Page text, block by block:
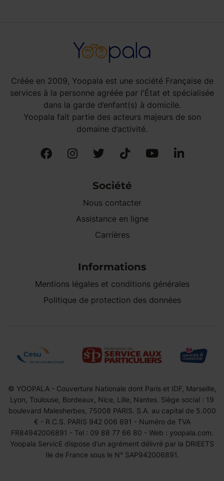
Créée en 2009, Yoopala est une société Française de
services à la personne agréée par l'État et spécialisée
dans la garde d’enfant(s) à domicile.
Yoopala fait partie des acteurs majeurs de son
domaine d’activité.
Société
Nous contacter
Assistance en ligne
Carrières
Informations
Mentions légales et conditions générales
Politique de protection des données
© YOOPALA - Couverture Nationale dont Paris et IDF, Marseille,
Lyon, Toulouse, Bordeaux, Nice, Lille, Nantes. Siège social : 19
boulevard Malesherbes, 75008 PARIS. S.A. au capital de 5.000
€ - R.C.S. PARIS 942 006 891 - Numéro de TVA
FR84942006891 - Tel : 09 88 77 66 80 - Web : yoopala.com.
Yoopala ServicE dispose d’un agrément délivré par la DRIEETS
Ile de France sous le N° SAP942006891.